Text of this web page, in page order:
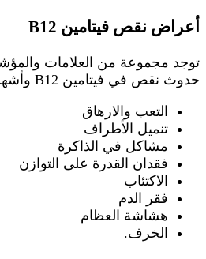
أعراض نقص فيتامين B12
توجد مجموعة من العلامات
حدوث نقص في فيتامين B12 وأشهرها:
التعب والارهاق
تنميل الأطراف
مشاكل في الذاكرة
فقدان القدرة على التوازن
الاكتئاب
فقر الدم
هشاشة العظام
الخرف.